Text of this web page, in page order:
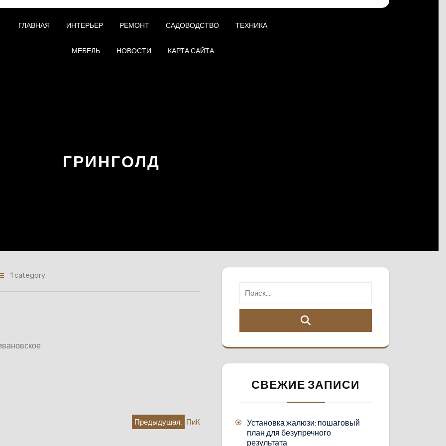
ГЛАВНАЯ ИНТЕРЬЕР РЕМОНТ САДОВОДСТВО ТЕХНИКА
МЕБЕЛЬ НОВОСТИ КАРТА САЙТА
ГРИНГОЛД
1 category
Предыдущая: ПиК
СВЕЖИЕ ЗАПИСИ
Установка жалюзи: пошаговый
план для безупречного
результата